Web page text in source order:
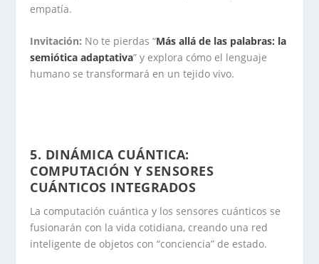
empatía.
Invitación: No te pierdas “Más allá de las palabras: la
semiótica adaptativa” y explora cómo el lenguaje
humano se transformará en un tejido vivo.
5. DINÁMICA CUÁNTICA:
COMPUTACIÓN Y SENSORES
CUÁNTICOS INTEGRADOS
La computación cuántica y los sensores cuánticos se
fusionarán con la vida cotidiana, creando una red
inteligente de objetos con “conciencia” de estado.